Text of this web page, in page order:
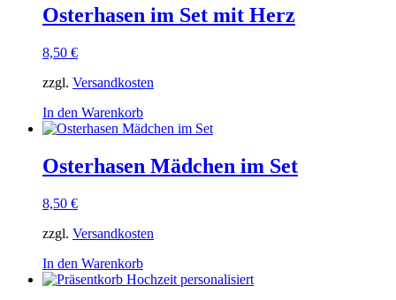
Osterhasen im Set mit Herz
8,50 €
zzgl. Versandkosten
In den Warenkorb
Osterhasen Mädchen im Set
8,50 €
zzgl. Versandkosten
In den Warenkorb